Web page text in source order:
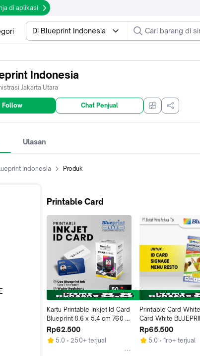
di aplikasi
Di Blueprint Indonesia
Indonesia
Jakarta Utara
Follow Chat Penjual
Ulasan
Indonesia Produk
Printable Card
Kartu Printable Inkjet Id Card
Blueprint 8.6 x 5.4 cm 760
micron Box Isi 50pcs Print di
Epson L8050
Rp62.500
5.0 250+ terjual
Printable Card
Card White
Rp65.500
5.0 1rb+ terjual